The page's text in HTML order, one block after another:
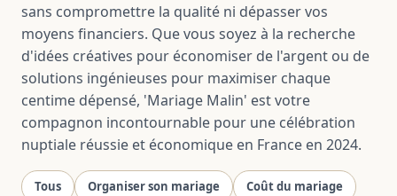
sans compromettre la qualité ni dépasser vos
moyens financiers. Que vous soyez à la recherche
d'idées créatives pour économiser de l'argent ou de
solutions ingénieuses pour maximiser chaque
centime dépensé, 'Mariage Malin' est votre
compagnon incontournable pour une célébration
nuptiale réussie et économique en France en 2024.
Tous Organiser son mariage Coût du mariage